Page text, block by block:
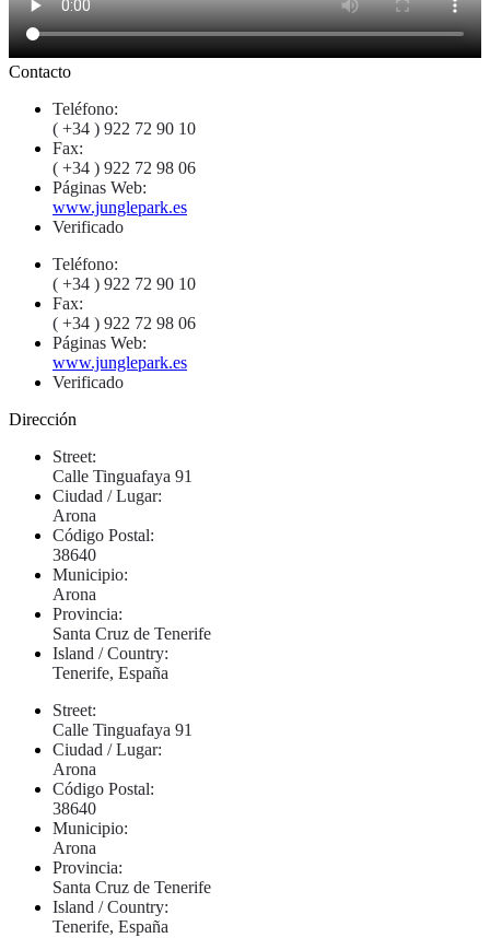
Contacto
Teléfono:
( +34 ) 922 72 90 10
Fax:
( +34 ) 922 72 98 06
Páginas Web:
www.junglepark.es
Verificado
Teléfono:
( +34 ) 922 72 90 10
Fax:
( +34 ) 922 72 98 06
Páginas Web:
www.junglepark.es
Verificado
Dirección
Street:
Calle Tinguafaya 91
Ciudad / Lugar:
Arona
Código Postal:
38640
Municipio:
Arona
Provincia:
Santa Cruz de Tenerife
Island / Country:
Tenerife, España
Street:
Calle Tinguafaya 91
Ciudad / Lugar:
Arona
Código Postal:
38640
Municipio:
Arona
Provincia:
Santa Cruz de Tenerife
Island / Country:
Tenerife, España